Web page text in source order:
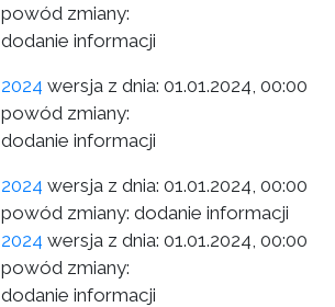
powód zmiany:
dodanie informacji
2024 wersja z dnia: 01.01.2024, 00:00
powód zmiany:
dodanie informacji
2024 wersja z dnia: 01.01.2024, 00:00
powód zmiany: dodanie informacji
2024 wersja z dnia: 01.01.2024, 00:00
powód zmiany:
dodanie informacji